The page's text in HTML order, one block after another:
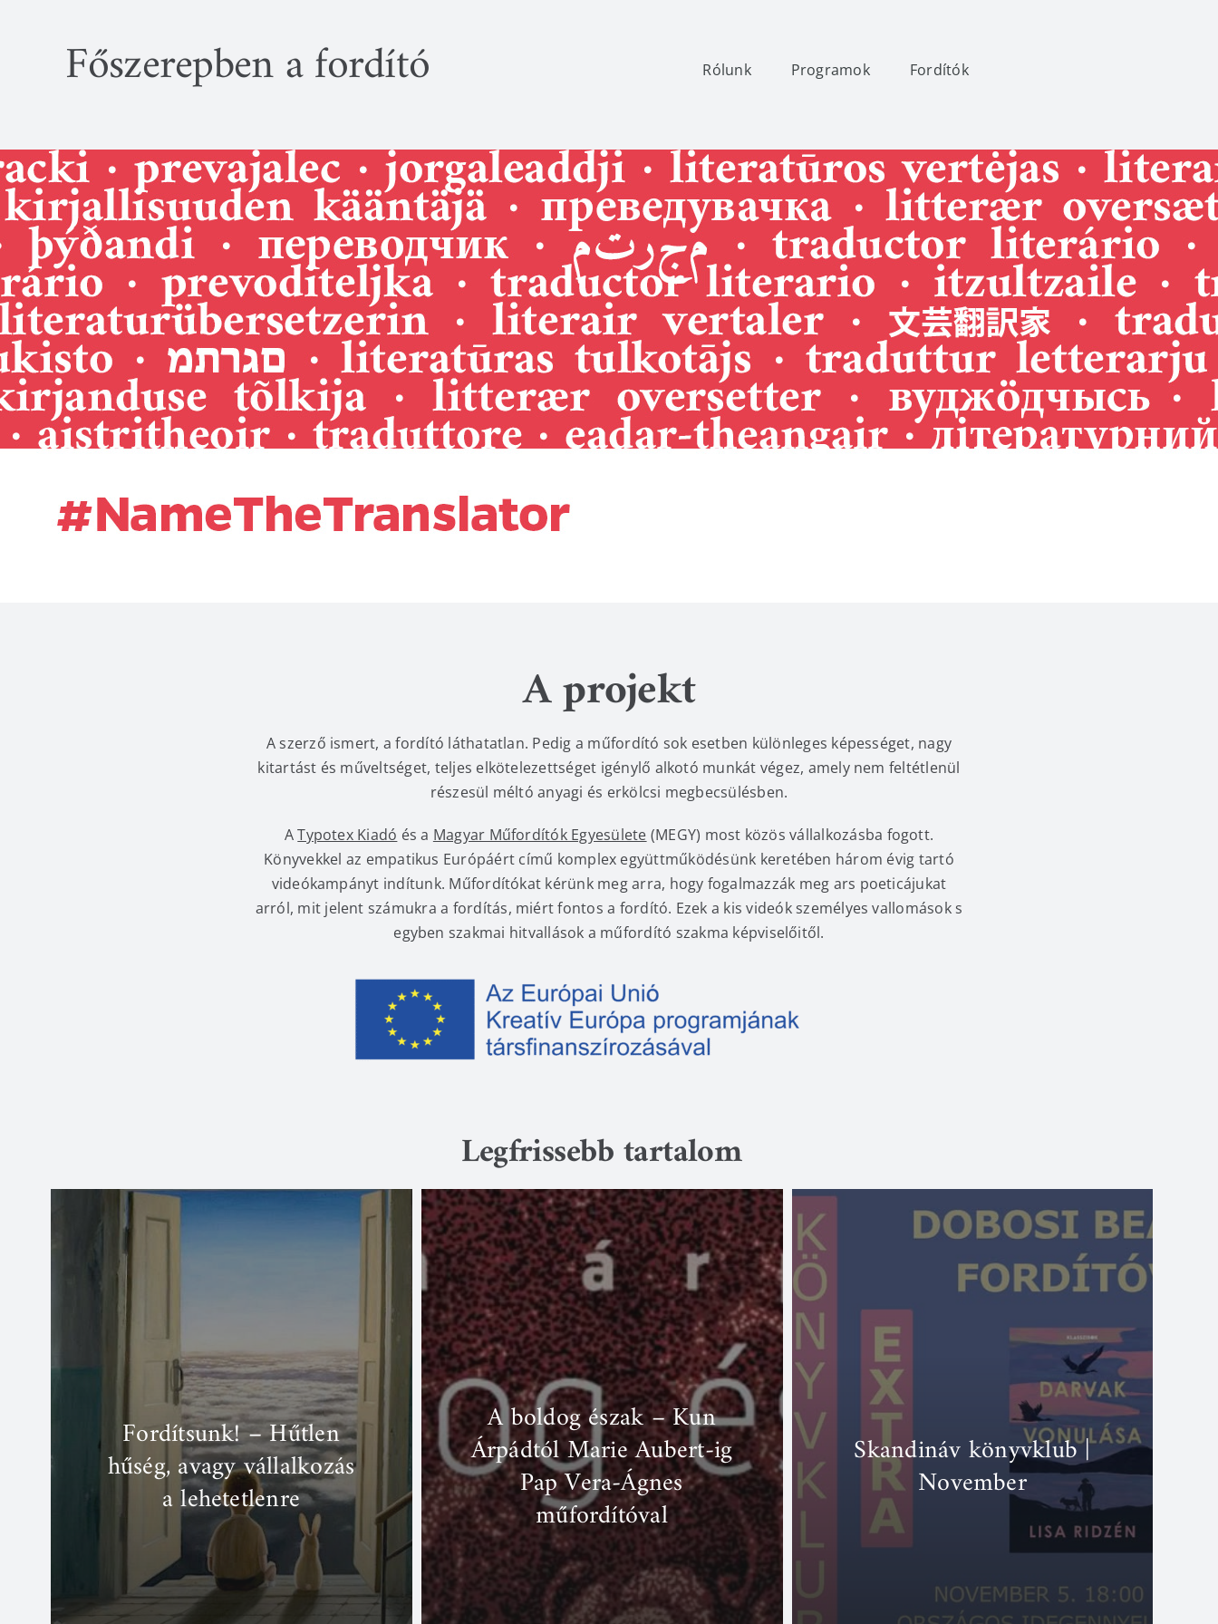
Főszerepben a fordító Rólunk Programok Fordítók
A projekt
A szerző ismert, a fordító láthatatlan. Pedig a műfordító sok esetben különleges képességet, nagy
kitartást és műveltséget, teljes elkötelezettséget igénylő alkotó munkát végez, amely nem feltétlenül
részesül méltó anyagi és erkölcsi megbecsülésben.
ATypotex Kiadó és a Magyar Műfordítók Egyesülete (MEGY) most közös vállalkozásba fogott.
Könyvekkel az empatikus Európáért című komplex együttműködésünk keretében három évig tartó
videókampányt indítunk. Műfordítókat kérünk meg arra, hogy fogalmazzák meg ars poeticájukat
arról, mit jelent számukra a fordítás, miért fontos a fordító. Ezek a kis videók személyes vallomások s
egyben szakmai hitvallások a műfordító szakma képviselőitől.
Legfrissebb tartalom
Fordítsunk! – Hűtlen
hűség, avagy vállalkozás
a lehetetlenre
A boldog észak – Kun
Árpádtól Marie Aubert-ig
Pap Vera-Ágnes
műfordítóval
Skandináv könyvklub |
November